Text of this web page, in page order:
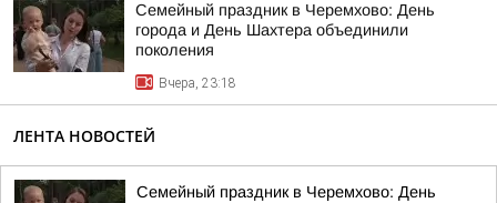
Семейный праздник в Черемхово: День
города и День Шахтера объединили
поколения
Вчера, 23:18
ЛЕНТА НОВОСТЕЙ
Семейный праздник в Черемхово: День